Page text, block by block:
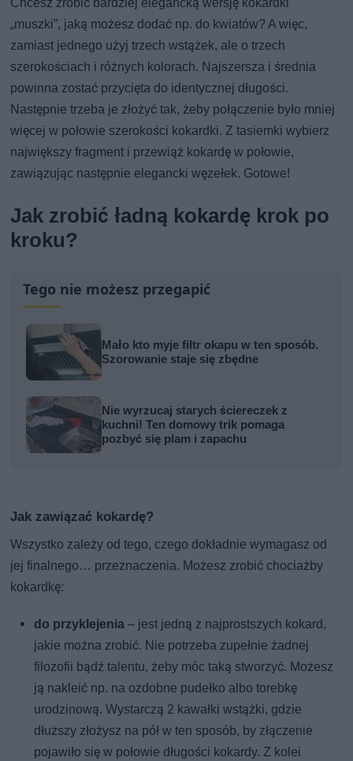
„muszki”, jaką możesz dodać np. do kwiatów? A więc,
zamiast jednego użyj trzech wstążek, ale o trzech
szerokościach i różnych kolorach. Najszersza i średnia
powinna zostać przycięta do identycznej długości.
Następnie trzeba je złożyć tak, żeby połączenie było mniej
więcej w połowie szerokości kokardki. Z tasiemki wybierz
największy fragment i przewiąż kokardę w połowie,
zawiązując następnie elegancki węzełek. Gotowe!
Jak zrobić ładną kokardę krok po
kroku?
Tego nie możesz przegapić
Mało kto myje filtr okapu w ten sposób.
Szorowanie staje się zbędne
Nie wyrzucaj starych ściereczek z
kuchni! Ten domowy trik pomaga
pozbyć się plam i zapachu
Jak zawiązać kokardę?
Wszystko zależy od tego, czego dokładnie wymagasz od
jej finalnego… przeznaczenia. Możesz zrobić chociażby
kokardkę:
do przyklejenia – jest jedną z najprostszych kokard,
jakie można zrobić. Nie potrzeba zupełnie żadnej
filozofii bądź talentu, żeby móc taką stworzyć. Możesz
ją nakleić np. na ozdobne pudełko albo torebkę
urodzinową. Wystarczą 2 kawałki wstążki, gdzie
dłuższy złożysz na pół w ten sposób, by złączenie
pojawiło się w połowie długości kokardy. Z kolei